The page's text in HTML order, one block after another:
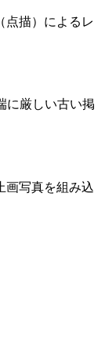
点描）によるレ
に厳しい古い掲
画写真を組み込